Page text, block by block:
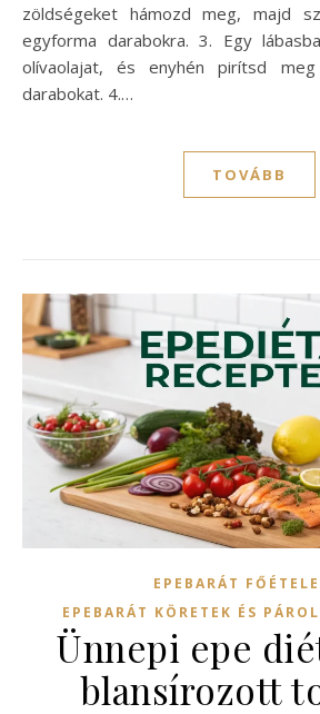
zöldségeket hámozd meg, majd
egyforma darabokra. 3. Egy
olívaolajat, és enyhén pirítsd
darabokat. 4.…
TOVÁBB
EPEBARÁT
EPEBARÁT KÖRETEK ÉS
Ünnepi epe
blansírozott